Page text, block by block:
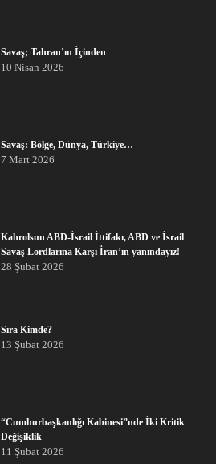
Savaş; Tahran’ın İçinden
10 Nisan 2026
Savaş: Bölge, Dünya, Türkiye…
7 Mart 2026
Kahrolsun ABD-İsrail İttifakı, ABD ve İsrail
Savaş Lordlarına Karşı İran’ın yanındayız!
28 Şubat 2026
Sıra Kimde?
13 Şubat 2026
“Cumhurbaşkanlığı Kabinesi”nde İki Kritik
Değişiklik
11 Şubat 2026